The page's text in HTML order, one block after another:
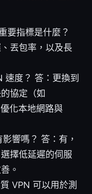
要指標是什麼？
丟包率，以及長
速度？ 答：更換到
協定（如
化本地網路與
響嗎？ 答：有，
擇低延遲的伺服
。
VPN 可以用於測